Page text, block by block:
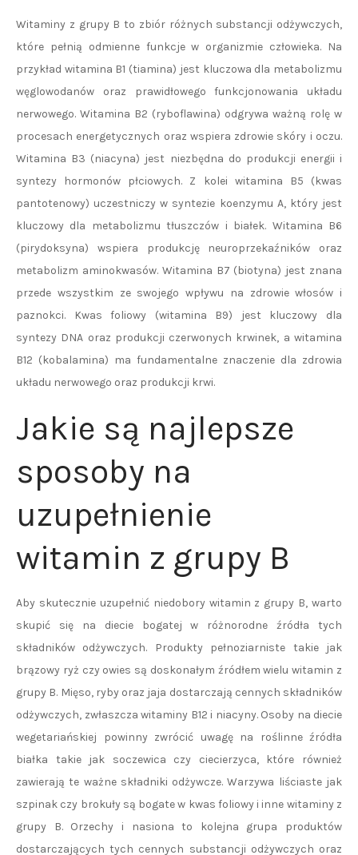
Witaminy z grupy B to zbiór różnych substancji odżywczych,
które pełnią odmienne funkcje w organizmie człowieka. Na
przykład witamina B1 (tiamina) jest kluczowa dla metabolizmu
węglowodanów oraz prawidłowego funkcjonowania układu
nerwowego. Witamina B2 (ryboflawina) odgrywa ważną rolę w
procesach energetycznych oraz wspiera zdrowie skóry i oczu.
Witamina B3 (niacyna) jest niezbędna do produkcji energii i
syntezy hormonów płciowych. Z kolei witamina B5 (kwas
pantotenowy) uczestniczy w syntezie koenzymu A, który jest
kluczowy dla metabolizmu tłuszczów i białek. Witamina B6
(pirydoksyna) wspiera produkcję neuroprzekaźników oraz
metabolizm aminokwasów. Witamina B7 (biotyna) jest znana
przede wszystkim ze swojego wpływu na zdrowie włosów i
paznokci. Kwas foliowy (witamina B9) jest kluczowy dla
syntezy DNA oraz produkcji czerwonych krwinek, a witamina
B12 (kobalamina) ma fundamentalne znaczenie dla zdrowia
układu nerwowego oraz produkcji krwi.
Jakie są najlepsze
sposoby na
uzupełnienie
witamin z grupy B
Aby skutecznie uzupełnić niedobory witamin z grupy B, warto
skupić się na diecie bogatej w różnorodne źródła tych
składników odżywczych. Produkty pełnoziarniste takie jak
brązowy ryż czy owies są doskonałym źródłem wielu witamin z
grupy B. Mięso, ryby oraz jaja dostarczają cennych składników
odżywczych, zwłaszcza witaminy B12 i niacyny. Osoby na diecie
wegetariańskiej powinny zwrócić uwagę na roślinne źródła
białka takie jak soczewica czy ciecierzyca, które również
zawierają te ważne składniki odżywcze. Warzywa liściaste jak
szpinak czy brokuły są bogate w kwas foliowy i inne witaminy z
grupy B. Orzechy i nasiona to kolejna grupa produktów
dostarczających tych cennych substancji odżywczych oraz